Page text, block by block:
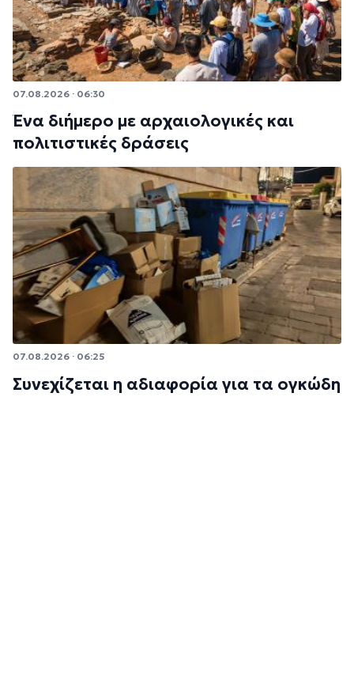
07.08.2026 · 06:30
Ένα διήμερο με αρχαιολογικές και
πολιτιστικές δράσεις
07.08.2026 · 06:25
Συνεχίζεται η αδιαφορία για τα ογκώδη